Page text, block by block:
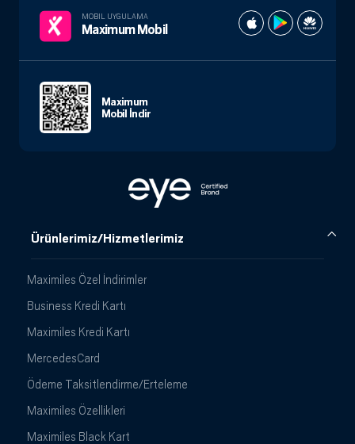
Ürünlerimiz/Hizmetlerimiz
Maximiles Özel İndirimler
Business Kredi Kartı
Maximiles Kredi Kartı
MercedesCard
Ödeme Taksitlendirme/Erteleme
Maximiles Özellikleri
Maximiles Black Kart
MOBIL UYGULAMA
Maximum Mobil
Maximum
Mobil İndir